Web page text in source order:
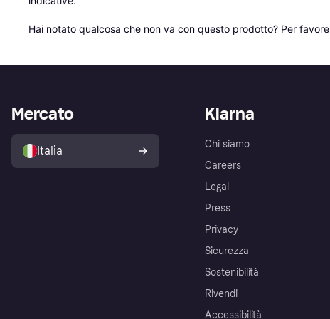
Hai notato qualcosa che non va con questo prodotto? Per favore
Klarna
Chi siamo
Careers
Legal
Press
Privacy
Sicurezza
Sostenibilità
Rivendi
Accessibilità
Mercato
Italia